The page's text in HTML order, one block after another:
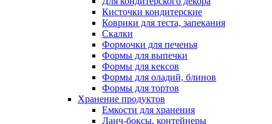
Кисточки кондитерские
Коврики для теста, запекания
Скалки
Формочки для печенья
Формы для выпечки
Формы для кексов
Формы для оладий, блинов
Формы для тортов
Хранение продуктов
Емкости для хранения
Ланч-боксы, контейнеры